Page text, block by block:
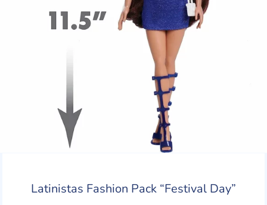
Latinistas Fashion Pack “Festival Day”